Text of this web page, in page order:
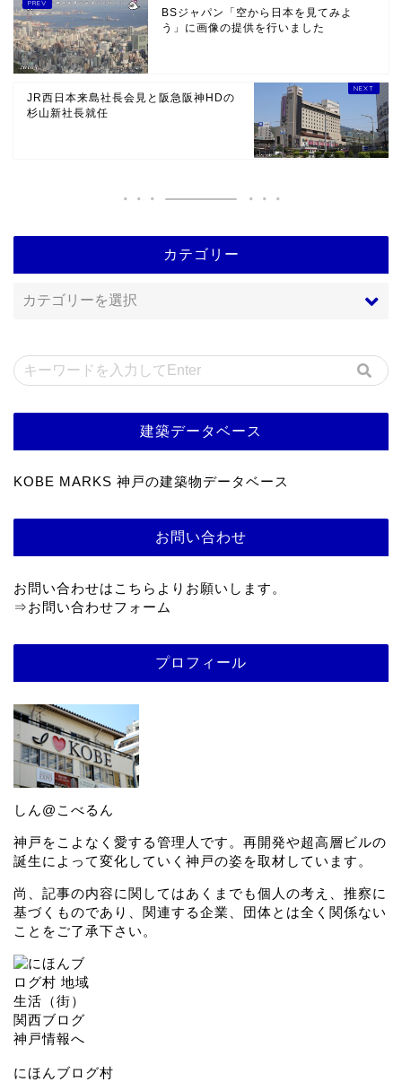
BSジャパン「空から日本を見てみよ
う」に画像の提供を行いました
JR西日本来島社長会見と阪急阪神HDの
杉山新社長就任
カテゴリー
建築データベース
KOBE MARKS 神戸の建築物データベース
お問い合わせ
お問い合わせはこちらよりお願いします。
⇒お問い合わせフォーム
プロフィール
しん@こべるん
神戸をこよなく愛する管理人です。再開発や超高層ビルの
誕生によって変化していく神戸の姿を取材しています。
尚、記事の内容に関してはあくまでも個人の考え、推察に
基づくものであり、関連する企業、団体とは全く関係ない
ことをご了承下さい。
にほんブログ村